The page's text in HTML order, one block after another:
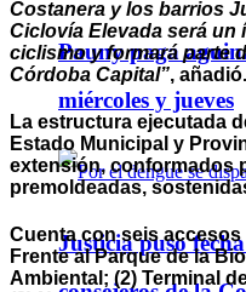
Pauny paga
miércoles y jueves
Justicia puso
Costanera y los barrios
Ciclovía Elevada será un
ciclismo y formará parte
Córdoba Capital”, añadió.
La estructura ejecutada
Estado Municipal y
extensión, conformados
premoldeadas,
Cuenta con seis
Frente al Parque de la
Ambiental; (2) Terminal